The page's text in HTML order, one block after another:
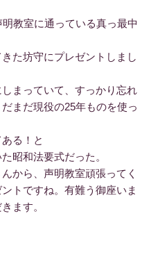
教室に通っている真っ最中
た坊守にプレゼントしまし
まっていて、すっかり忘れ
まだ現役の25年ものを使っ
る！と
昭和法要式だった。
から、声明教室頑張ってく
トですね。有難う御座いま
ます。